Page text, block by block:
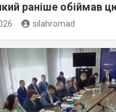
раніше обіймав
silahromad